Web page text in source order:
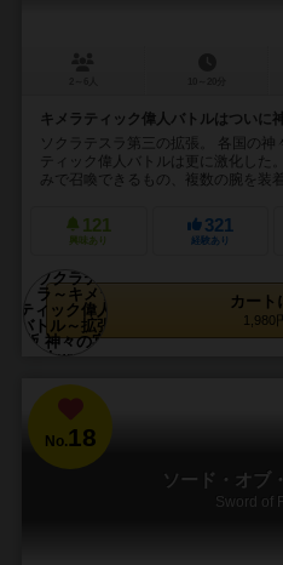
キメラティック偉人バトルはついに
ソクラテスラ第三の拡張。 各国の
ティック偉人バトルは更に激化した
みで召喚できるもの、複数の腕を装
121
興味あり
321
経験あり
カート
1,980
No.18
ソード・オブ
Sword of